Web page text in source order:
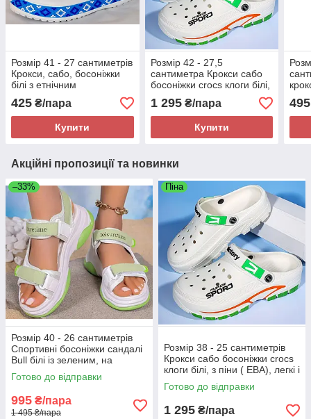
Розмір 41 - 27 сантиметрів
Крокси, сабо, босоніжки
білі з етнічним
повнорозмірні
425 ₴/пара
Купити
Розмір 42 - 27,5
сантиметра Крокси сабо
босоніжки crocs клоги білі,
з піни ( ЕВА), легкі і зручні
1 295₴/пара
Купити
495
Акційні пропозиції та новинки
–33%
Розмір 40 - 26 сантиметрів
Спортивні босоніжки сандалі
Bull білі із зеленим, на
танкетці, з липучками
Готово до відправки
995 ₴/пара
1 495 ₴/пара
Піна
Розмір 38 - 25 сантиметрів
Крокси сабо босоніжки crocs
клоги білі, з піни ( ЕВА), легкі і
зручні
Готово до відправки
1 295 ₴/пара